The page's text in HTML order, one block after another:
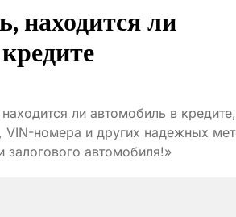
находится ли
ли автомобиль в
номера и других надежных
залогового автомобиля!»